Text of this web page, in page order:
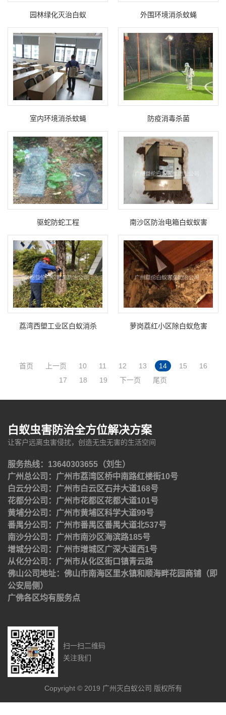
园林绿化灭治白蚁 外围环境消杀蚊蝇
室内环境消杀蚊蝇 防疫消毒杀菌
驱蛇防蛇工程 南沙区防治电箱白蚁蚁害
荔湾西塱工业区白蚁消杀 萝岗荔红小区除白蚁危害
首页 上一页 10 11 12 13 14 15
16
17
18 19 下一页 尾页
白蚁虫害防治全方位解决方案
让客户远离虫害侵扰，创造无虫无害的生活空间
服务热线：13640303655（刘生）
广州总公司：广州市荔湾区桥中南路红楼街10号
白云分公司：广州市白云区石井大道168号
花都分公司：广州市花都区花都大道101号
黄埔分公司：广州市黄埔区科学大道99号
番禺分公司：广州市番禺区番禺大道北537号
南沙分公司：广州市南沙区海滨路185号
增城分公司：广州市增城区广深大道西1号
从化分公司：广州市从化区街口镇青云路
佛山公司地址：佛山市南海区里水镇和顺海畔花园商铺（即
公安局侧）
广佛各区均有服务点
扫一扫二维码
关注我们
Copyright © 2019 广州灭白蚁公司 版权所有